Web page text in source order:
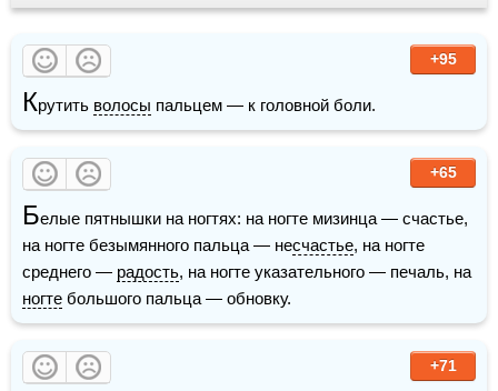
+95
Крутить волосы пальцем — к головной боли.
+65
Белые пятнышки на ногтях: на ногте мизинца — счастье,
на ногте безымянного пальца — несчастье, на ногте
среднего — радость
ногте большого пальца — обновку.
+71